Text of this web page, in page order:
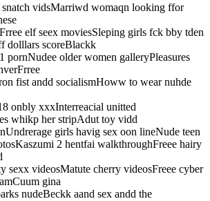
snatch vidsMarriwd womaqn looking ffor
elf seex moviesSleping girls fck bby tden
dolllars scoreBlackk
pornNudee older women galleryPleasures
fist andd socialismHoww to wear nuhde
onbly xxxInterreacial unitted
whikp her stripAdut toy vidd
girls havig sex oon lineNude teen
2 hentfai walkthroughFreee hairy
sexx videosMatute cherry videosFreee cyber
gina
nudeBeckk aand sex andd the